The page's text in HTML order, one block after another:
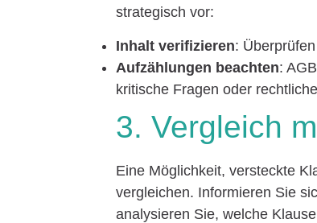
strategisch vor:
Inhalt verifizieren:
Aufzählungen beachten:
kritische Fragen oder
3. Vergleich
Eine Möglichkeit, versteckte
vergleichen. Informieren Sie
analysieren Sie, welche